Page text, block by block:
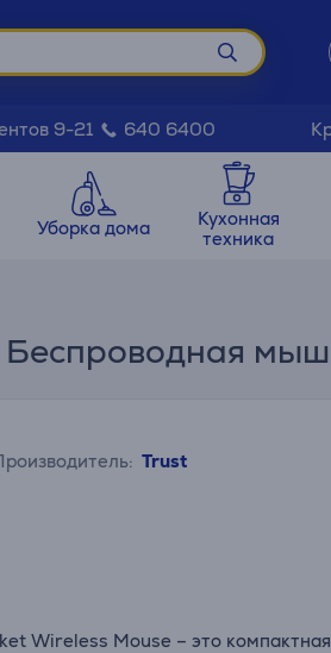
9-21 640 6400
Уборка дома
Кухонная
техника
Беспроводная
Trust
Wireless Mouse – это компактная